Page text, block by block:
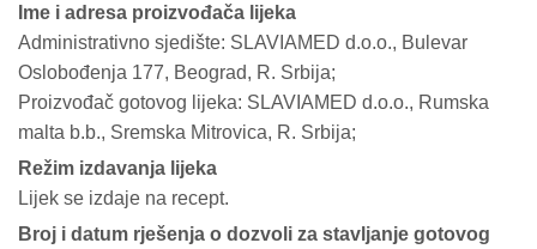
Ime i adresa proizvođača lijeka
Administrativno sjedište: SLAVIAMED d.o.o., Bulevar
Oslobođenja 177, Beograd, R. Srbija;
Proizvođač gotovog lijeka: SLAVIAMED d.o.o., Rumska
malta b.b., Sremska Mitrovica, R. Srbija;
Režim izdavanja lijeka
Lijek se izdaje na recept.
Broj i datum rješenja o dozvoli za stavljanje gotovog